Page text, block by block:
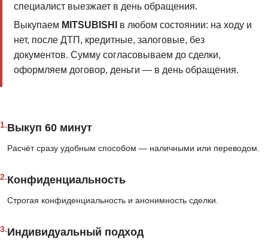
специалист выезжает в день обращения.
Выкупаем MITSUBISHI
в любом состоянии: на ходу и
нет, после ДТП, кредитные, залоговые, без
документов. Сумму согласовываем до сделки,
оформляем договор, деньги — в день обращения.
1.Выкуп 60 минут
Расчёт сразу удобным способом — наличными или переводом.
2.Конфиденциальность
Строгая конфиденциальность и анонимность сделки.
3.Индивидуальный подход